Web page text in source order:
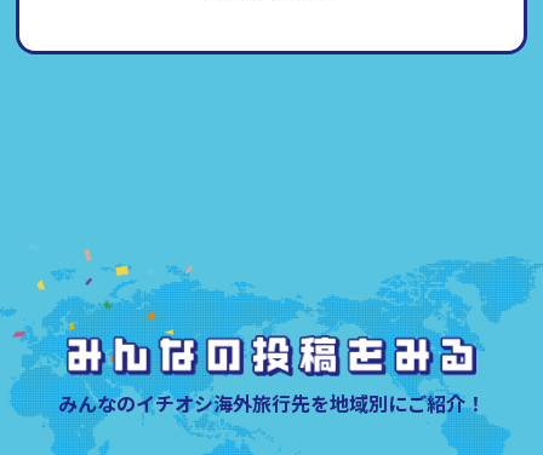
みんなのイチオシ海外旅行先を地域別にご紹介！